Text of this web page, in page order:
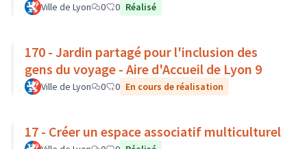
Ville de Lyon 0 0 Réalisé
170 - Jardin partagé pour l'inclusion des
gens du voyage - Aire d'Accueil de Lyon 9
Ville de Lyon 0 0 En cours de réalisation
17 - Créer un espace associatif multiculturel